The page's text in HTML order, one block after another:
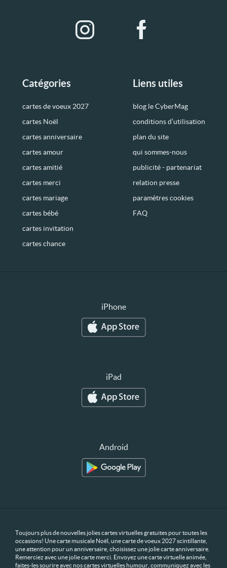
Catégories
cartes de voeux 2027
cartes Noël
cartes anniversaire
cartes amour
cartes amitié
cartes merci
cartes mariage
cartes bébé
cartes invitation
cartes chance
Liens utiles
blog le CyberMag
conditions d’utilisation
plan du site
qui sommes-nous
publicité - partenariat
relation presse
paramètres cookies
FAQ
iPhone
iPad
Android
Toujours plus de nouvelles jolies cartes virtuelles gratuites pour toutes les
occasions! Une carte musicale Noël, une carte de voeux 2027 scintillante,
une attention pour un anniversaire, choisissez une jolie carte anniversaire.
Remerciez avec une jolie carte merci. Envoyez une carte virtuelle animée,
faites-les sourire avec nos cartes virtuelles humour, communiquez avec les